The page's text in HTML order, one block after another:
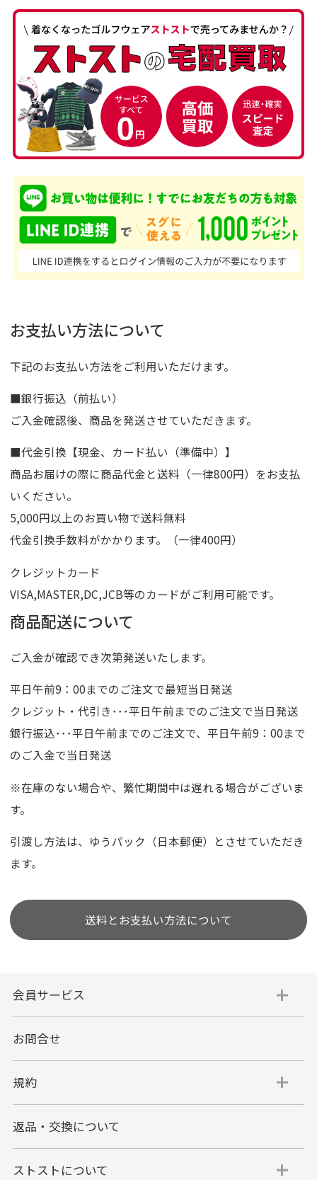
お支払い方法について
下記のお支払い方法をご利用いただけます。
■銀行振込（前払い）
ご入金確認後、商品を発送させていただきます。
■代金引換【現金、カード払い（準備中）】
商品お届けの際に商品代金と送料（一律800円）をお支払
いください。
5,000円以上のお買い物で送料無料
代金引換手数料がかかります。（一律400円）
クレジットカード
VISA,MASTER,DC,JCB等のカードがご利用可能です。
商品配送について
ご入金が確認でき次第発送いたします。
平日午前9：00までのご注文で最短当日発送
クレジット・代引き･･･平日午前までのご注文で当日発送
銀行振込･･･平日午前までのご注文で、平日午前9：00まで
のご入金で当日発送
※在庫のない場合や、繁忙期間中は遅れる場合がございま
す。
引渡し方法は、ゆうパック（日本郵便）とさせていただき
ます。
送料とお支払い方法について
会員サービス
お問合せ
規約
返品・交換について
ストストについて